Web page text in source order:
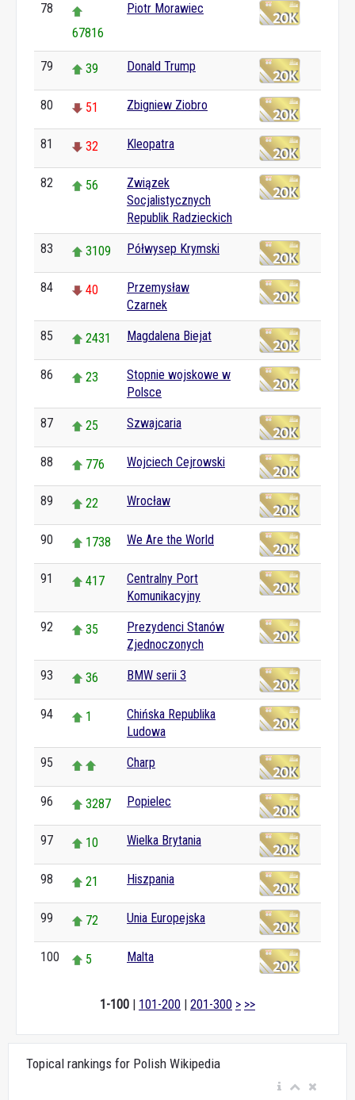
78
67816
Piotr Morawiec
79 39 Donald Trump
80 51 Zbigniew Ziobro
81 32 Kleopatra
82 56
Związek
Socjalistycznych
Republik Radzieckich
83 3109 Półwysep Krymski
84 40
Przemysław
Czarnek
85 2431 Magdalena Biejat
86 23
Stopnie wojskowe w
Polsce
87 25 Szwajcaria
88 776 Wojciech Cejrowski
89 22 Wrocław
90 1738 We Are the World
91 417
Centralny Port
Komunikacyjny
92 35
Prezydenci Stanów
Zjednoczonych
93 36 BMW serii 3
94 1
Chińska Republika
Ludowa
95 Charp
96 3287 Popielec
97 10 Wielka Brytania
98 21 Hiszpania
99 72 Unia Europejska
100 5 Malta
1-100 | 101-200 | 201-300 > >>
Topical rankings for Polish Wikipedia